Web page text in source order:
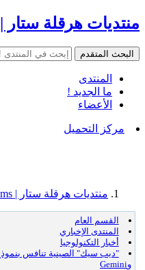
منتديات هرقلة ستار | Hergla Star Forums
المنتدى
ما الجديد !
الأعضاء
مركز التحميل
منتديات هرقلة ستار | Hergla Star Forums
القسم العام
المنتدى الإخباري
أخبار التكنولوجيا
وGemini